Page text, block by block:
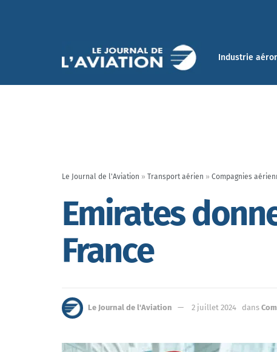
Industrie
Le Journal de l'Aviation » Transport aérien » Compagnies
Emirates
France
Le Journal de l'Aviation 2 juillet 2024 dans